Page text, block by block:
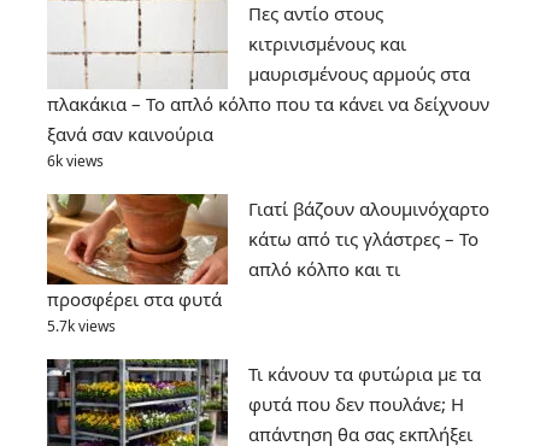
Πες αντίο στους
κιτρινισμένους και
μαυρισμένους αρμούς στα
πλακάκια – Το απλό κόλπο που τα κάνει να δείχνουν
ξανά σαν καινούρια
6k views
Γιατί βάζουν αλουμινόχαρτο
κάτω από τις γλάστρες – Το
απλό κόλπο και τι
προσφέρει στα φυτά
5.7k views
Τι κάνουν τα φυτώρια με τα
φυτά που δεν πουλάνε; Η
απάντηση θα σας εκπλήξει